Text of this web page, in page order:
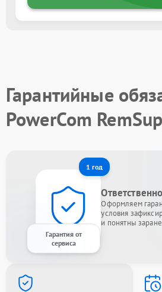
Гарантийные
PowerCom
1 год
Гарантия от
сервиса
Оформляем
условия
и понятны